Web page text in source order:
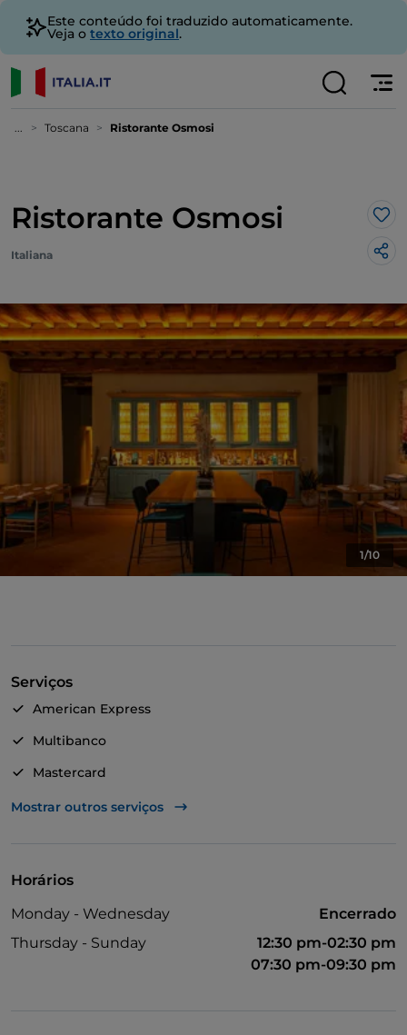
Este conteúdo foi traduzido automaticamente.
Veja o texto original.
... Toscana Ristorante Osmosi
Ristorante Osmosi
Italiana
1/10
Serviços
American Express
Multibanco
Mastercard
TheFork PAY
Mostrar outros serviços
Horários
Monday - Wednesday
Encerrado
Thursday - Sunday
12:30 pm-02:30 pm
07:30 pm-09:30 pm